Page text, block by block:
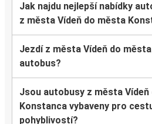
Jak najdu nejlepší nabídky
z města Vídeň do města
Jezdí z města Vídeň do
autobus?
Jsou autobusy z města
Konstanca vybaveny pro
pohyblivostí?